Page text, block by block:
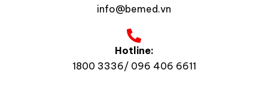
info@bemed.vn
Hotline:
1800 3336/ 096 406 6611